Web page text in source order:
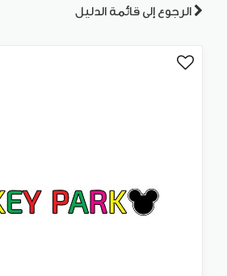
الرجوع إلى قائمة الدليل